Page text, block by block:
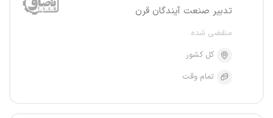
تدبیر صنعت آیندگان قرن
منقضی شده
کل کشور
تمام وقت